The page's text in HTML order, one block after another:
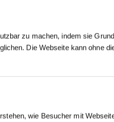
zu machen, indem sie
Die Webseite kann ohne
wie Besucher mit